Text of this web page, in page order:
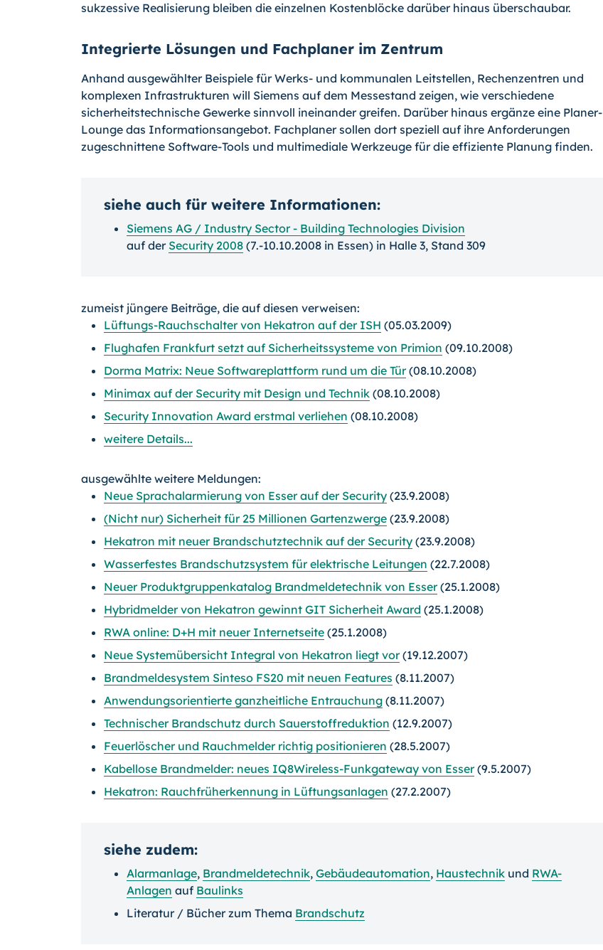
sukzessive Realisierung bleiben die einzelnen Kostenblöcke darüber hinaus überschaubar.
Integrierte Lösungen und Fachplaner im Zentrum
Anhand ausgewählter Beispiele für Werks- und kommunalen Leitstellen, Rechenzentren und
komplexen Infrastrukturen will Siemens auf dem Messestand zeigen, wie verschiedene
sicherheitstechnische Gewerke sinnvoll ineinander greifen. Darüber hinaus ergänze eine Planer-
Lounge das Informationsangebot. Fachplaner sollen dort speziell auf ihre Anforderungen
zugeschnittene Software-Tools und multimediale Werkzeuge für die effiziente Planung finden.
siehe auch für weitere Informationen:
Siemens AG / Industry Sector - Building Technologies Division
auf der Security 2008 (7.-10.10.2008 in Essen) in Halle 3, Stand 309
zumeist jüngere Beiträge, die auf diesen verweisen:
Lüftungs-Rauchschalter von Hekatron auf der ISH (05.03.2009)
Flughafen Frankfurt setzt auf Sicherheitssysteme von Primion (09.10.2008)
Dorma Matrix: Neue Softwareplattform rund um die Tür(08.10.2008)
Minimax auf der Security mit Design und Technik (08.10.2008)
Security Innovation Award erstmal verliehen (08.10.2008)
weitere Details...
ausgewählte weitere Meldungen:
Neue Sprachalarmierung von Esser auf der Security (23.9.2008)
(Nicht nur) Sicherheit für 25 Millionen Gartenzwerge (23.9.2008)
Hekatron mit neuer Brandschutztechnik auf der Security (23.9.2008)
Wasserfestes Brandschutzsystem für elektrische Leitungen (22.7.2008)
Neuer Produktgruppenkatalog Brandmeldetechnik von Esser(25.1.2008)
Hybridmelder von Hekatron gewinnt GIT Sicherheit Award (25.1.2008)
RWA online: D+H mit neuer Internetseite (25.1.2008)
Neue Systemübersicht Integral von Hekatron liegt vor(19.12.2007)
Brandmeldesystem Sinteso FS20 mit neuen Features (8.11.2007)
Anwendungsorientierte ganzheitliche Entrauchung (8.11.2007)
Technischer Brandschutz durch Sauerstoffreduktion (12.9.2007)
Feuerlöscher und Rauchmelder richtig positionieren (28.5.2007)
Kabellose Brandmelder: neues IQ8Wireless-Funkgateway von Esser(9.5.2007)
Hekatron: Rauchfrüherkennung in Lüftungsanlagen (27.2.2007)
siehe zudem:
Alarmanlage, Brandmeldetechnik, Gebäudeautomation, Haustechnik und RWA-
Anlagen auf Baulinks
Literatur / Bücher zum Thema Brandschutz